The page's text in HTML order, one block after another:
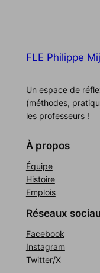
FLE Philippe
Un espace de
(méthodes,
les professeurs !
À propos
Équipe
Histoire
Emplois
Réseaux
Facebook
Instagram
Twitter/X